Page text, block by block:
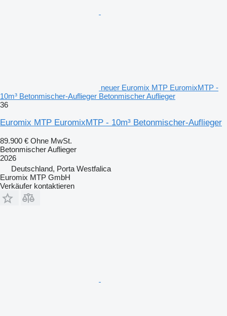
neuer Euromix MTP EuromixMTP -
10m³ Betonmischer-Auflieger Betonmischer Auflieger
36
Euromix MTP EuromixMTP - 10m³ Betonmischer-Auflieger
89.900 € Ohne MwSt.
Betonmischer Auflieger
2026
Deutschland, Porta Westfalica
Euromix MTP GmbH
Verkäufer kontaktieren